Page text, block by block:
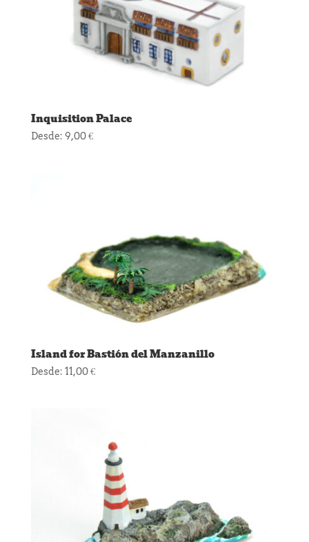
Inquisition Palace
Desde: 9,00€
Island for Bastión del Manzanillo
Desde: 11,00€